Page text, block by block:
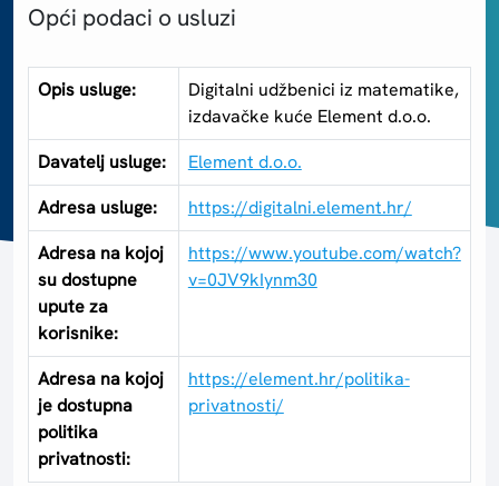
Kontakt
Opći podaci o usluzi
Opis usluge:
Digitalni udžbenici iz matematike,
izdavačke kuće Element d.o.o.
Davatelj usluge:
Element d.o.o.
Adresa usluge:
https://digitalni.element.hr/
Adresa na kojoj
su dostupne
upute za
korisnike:
https://www.youtube.com/watch?
v=0JV9kIynm30
Adresa na kojoj
je dostupna
politika
privatnosti:
https://element.hr/politika-
privatnosti/